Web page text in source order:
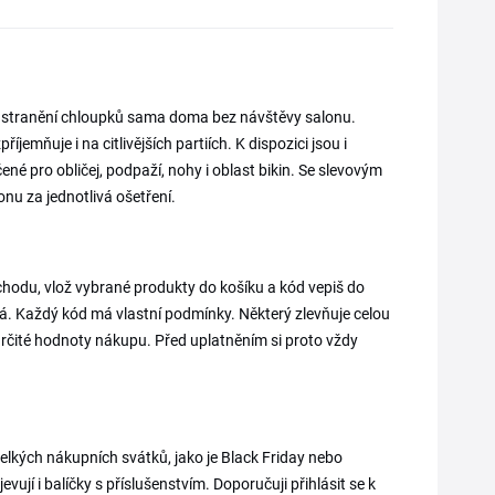
chloupků sama doma bez návštěvy salonu.
i na citlivějších partiích. K dispozici jsou i
pro obličej, podpaží, nohy i oblast bikin. Se slevovým
za jednotlivá ošetření.
vlož vybrané produkty do košíku a kód vepiš do
Každý kód má vlastní podmínky. Některý zlevňuje celou
hodnoty nákupu. Před uplatněním si proto vždy
nákupních svátků, jako je Black Friday nebo
i balíčky s příslušenstvím. Doporučuji přihlásit se k